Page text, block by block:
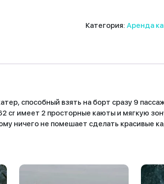
Категория:Аренда
способный взять на борт сразу 9
cr имеет 2 просторные каюты и мягкую
ничего не помешает сделать красивые